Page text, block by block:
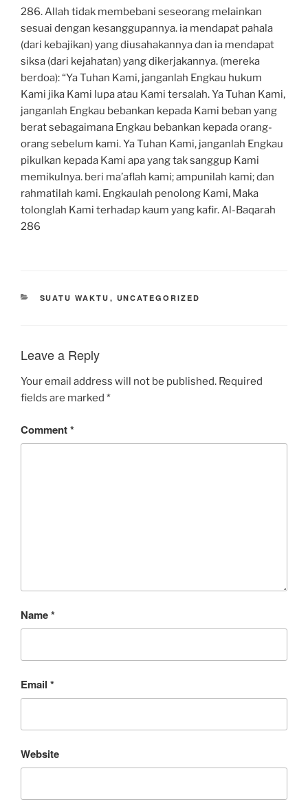
286. Allah tidak membebani seseorang melainkan
sesuai dengan kesanggupannya. ia mendapat pahala
(dari kebajikan) yang diusahakannya dan ia mendapat
siksa (dari kejahatan) yang dikerjakannya. (mereka
berdoa): “Ya Tuhan Kami, janganlah Engkau hukum
Kami jika Kami lupa atau Kami tersalah. Ya Tuhan Kami,
janganlah Engkau bebankan kepada Kami beban yang
berat sebagaimana Engkau bebankan kepada orang-
orang sebelum kami. Ya Tuhan Kami, janganlah Engkau
pikulkan kepada Kami apa yang tak sanggup Kami
memikulnya. beri ma’aflah kami; ampunilah kami; dan
rahmatilah kami. Engkaulah penolong Kami, Maka
tolonglah Kami terhadap kaum yang kafir. Al-Baqarah
286
CATEGORIES
SUATU WAKTU , UNCATEGORIZED
Leave a Reply
Your email address will not be published. Required
fields are marked *
Comment*
Name*
Email *
Website